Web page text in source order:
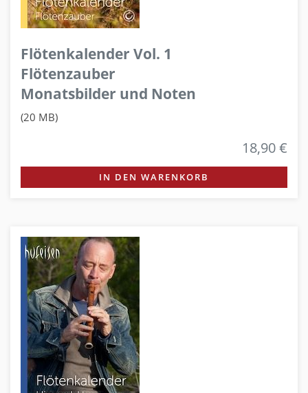
Flötenkalender Vol. 1
Flötenzauber
Monatsbilder und Noten
(20 MB)
18,90 €
IN DEN WARENKORB